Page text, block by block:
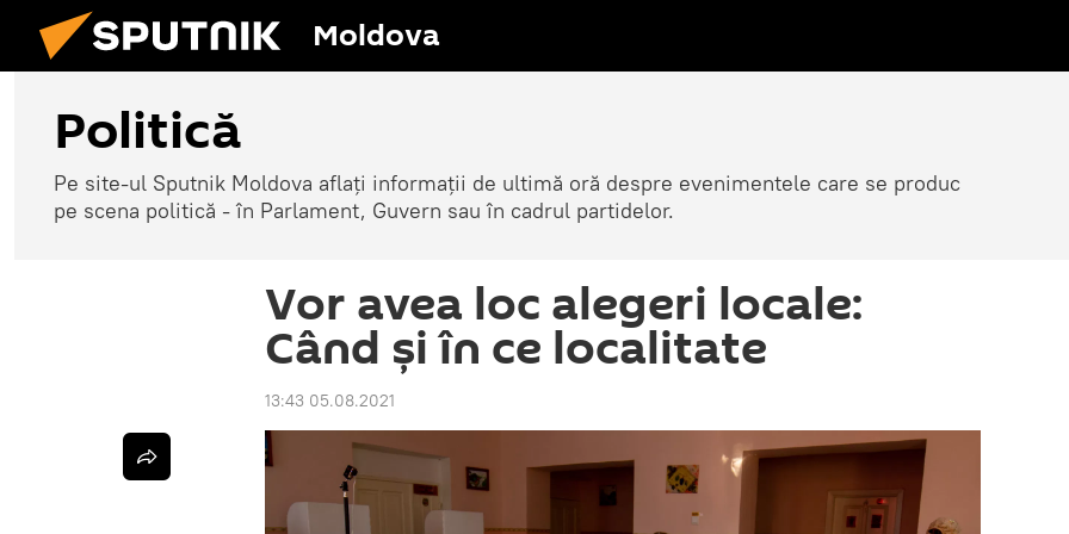
Moldova
Politică
Pe site-ul Sputnik Moldova aflați informații de ultimă oră despre evenimentele care se produc
pe scena politică - în Parlament, Guvern sau în cadrul partidelor.
Vor avea loc alegeri locale:
Când și în ce localitate
13:43 05.08.2021